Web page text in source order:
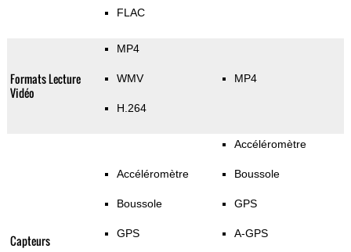
FLAC
Formats Lecture
Vidéo
MP4
WMV
H.264
MP4
Capteurs
Accéléromètre
Boussole
GPS
Accéléromètre
Boussole
GPS
A-GPS